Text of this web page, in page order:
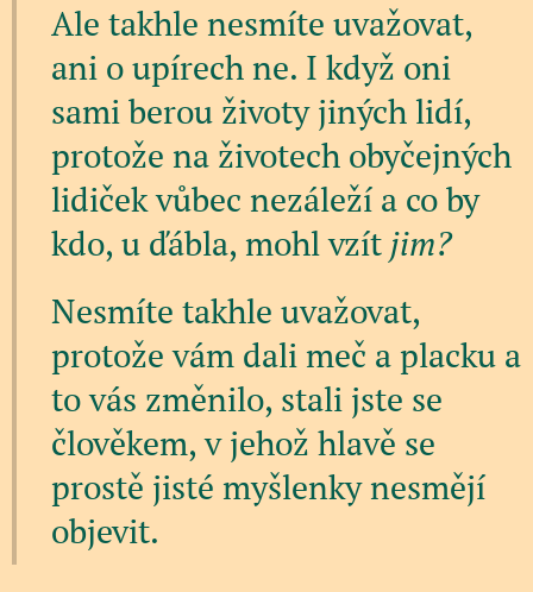
Ale takhle nesmíte uvažovat,
ani o upírech ne. I když oni
sami berou životy jiných lidí,
protože na životech obyčejných
lidiček vůbec nezáleží a co by
kdo, u ďábla, mohl vzít jim?
Nesmíte takhle uvažovat,
protože vám dali meč a placku a
to vás změnilo, stali jste se
člověkem, v jehož hlavě se
prostě jisté myšlenky nesmějí
objevit.